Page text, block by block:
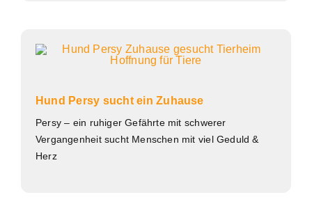
Hund Persy sucht ein Zuhause
Persy – ein ruhiger Gefährte mit schwerer
Vergangenheit sucht Menschen mit viel Geduld &
Herz